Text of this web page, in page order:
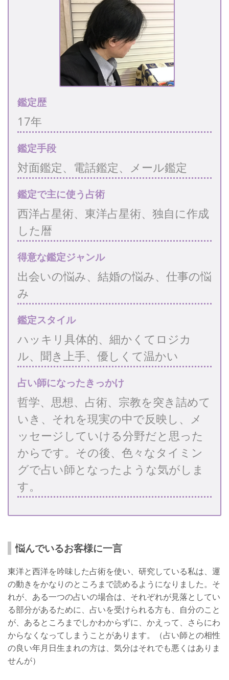
鑑定歴
17年
鑑定手段
対面鑑定、電話鑑定、メール鑑定
鑑定で主に使う占術
西洋占星術、東洋占星術、独自に作成
した暦
得意な鑑定ジャンル
出会いの悩み、結婚の悩み、仕事の悩
み
鑑定スタイル
ハッキリ具体的、細かくてロジカ
ル、聞き上手、優しくて温かい
占い師になったきっかけ
哲学、思想、占術、宗教を突き詰めて
いき、それを現実の中で反映し、メ
ッセージしていける分野だと思った
からです。その後、色々なタイミン
グで占い師となったような気がしま
す。
悩んでいるお客様に一言
東洋と西洋を吟味した占術を使い、研究している私は、運
の動きをかなりのところまで読めるようになりました。そ
れが、ある一つの占いの場合は、それぞれが見落としてい
る部分があるために、占いを受けられる方も、自分のこと
が、あるところまでしかわからずに、かえって、さらにわ
からなくなってしまうことがあります。（占い師との相性
の良い年月日生まれの方は、気分はそれでも悪くはありま
せんが）